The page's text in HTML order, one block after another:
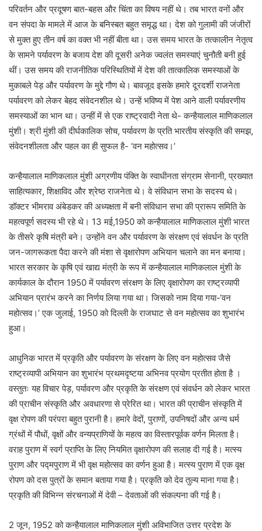
परिवर्तन और प्रदूषण बात-बहस और चिंता का विषय नहीं थे। तब भारत वनों और
वन संपदा के मामले में आज के बनिस्बत बहुत समृद्ध था। देश को गुलामी की जंजीरों
से मुक्त हुए तीन वर्ष का वक्त भी नहीं बीता था। उस समय भारत के तत्कालीन नेतृत्व
के सामने पर्यावरण के बजाय देश की दूसरी अनेक ज्वलंत समस्याएं चुनौती बनी हुई
थीं। उस समय की राजनीतिक परिस्थितियों में देश की तात्कालिक समस्याओं के
मुकाबले पेड़ और पर्यावरण के मुद्दे गौण थे। बावजूद इसके हमारे दूरदर्शी राजनेता
पर्यावरण को लेकर बेहद संवेदनशील थे। उन्हें भविष्य में पेश आने वाली पर्यावरणीय
समस्याओं का भान था। उन्हीं में से एक राष्ट्रवादी नेता थे- कन्हैयालाल माणिकलाल
मुंशी। श्री मुंशी की दीर्घकालिक सोच, पर्यावरण के प्रति भारतीय संस्कृति की समझ,
संवेदनशीलता और पहल का ही सुफल है- ‘वन महोत्सव।’
कन्हैयालाल माणिकलाल मुंशी अग्रणीय पंक्ति के स्वाधीनता संग्राम सेनानी, प्रख्यात
साहित्यकार, शिक्षाविद और श्रेष्ठ राजनेता थे। वे संविधान सभा के सदस्य थे।
डॉक्टर भीमराव अंबेडकर की अध्यक्षता में बनी संविधान सभा की प्रारूप समिति के
महत्वपूर्ण सदस्य भी रहे थे। 13 मई,1950 को कन्हैयालाल माणिकलाल मुंशी भारत
के तीसरे कृषि मंत्री बने। उन्होंने वन और पर्यावरण के संरक्षण एवं संवर्धन के प्रति
जन-जागरूकता पैदा करने की मंशा से वृक्षारोपण अभियान चलाने का मन बनाया।
भारत सरकार के कृषि एवं खाद्य मंत्री के रूप में कन्हैयालाल माणिकलाल मुंशी के
कार्यकाल के दौरान 1950 में पर्यावरण संरक्षण के लिए वृक्षारोपण का राष्ट्रव्यापी
अभियान प्रारंभ करने का निर्णय लिया गया था। जिसको नाम दिया गया-‘वन
महोत्सव।’ एक जुलाई, 1950 को दिल्ली के राजघाट से वन महोत्सव का शुभारंभ
हुआ।
आधुनिक भारत में प्रकृति और पर्यावरण के संरक्षण के लिए वन महोत्सव जैसे
राष्ट्रव्यापी अभियान का शुभारंभ प्रथमदृष्टया अभिनव प्रयोग प्रतीत होता है ।
वस्तुतः यह विचार पेड़, पर्यावरण और प्रकृति के संरक्षण एवं संवर्धन को लेकर भारत
की प्राचीन संस्कृति और अवधारणा से प्रेरित था। भारत की प्राचीन संस्कृति में
वृक्ष रोपण की परंपरा बहुत पुरानी है। हमारे वेदों, पुराणों, उपनिषदों और अन्य धर्म
ग्रंथों में पौधों, वृक्षों और वन्यप्राणियों के महत्व का विस्तारपूर्वक वर्णन मिलता है।
वराह पुराण में स्वर्ग प्राप्ति के लिए नियमित वृक्षारोपण की सलाह दी गई है। मत्स्य
पुराण और पद्मपुराण में भी वृक्ष महोत्सव का वर्णन हुआ है। मत्स्य पुराण में एक वृक्ष
रोपण को दस पुत्रों के समान बताया गया है। प्रकृति को देव तुल्य माना गया है।
प्रकृति की विभिन्न संरचनाओं में देवी – देवताओं की संकल्पना की गई है।
2 जून, 1952 को कन्हैयालाल माणिकलाल मुंशी अविभाजित उत्तर प्रदेश के